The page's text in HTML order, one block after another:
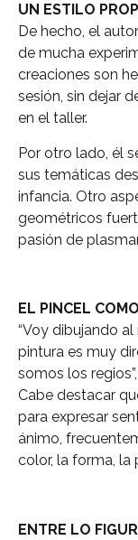
UN ESTILO
De hecho, el
de mucha
creaciones son
sesión, sin dejar
en el taller.
Por otro lado, él
sus temáticas
infancia. Otro
geométricos
pasión de
EL PINCEL
“Voy dibujando
pintura es muy
somos los
Cabe destacar
para expresar
ánimo,
color, la forma, la
ENTRE LO